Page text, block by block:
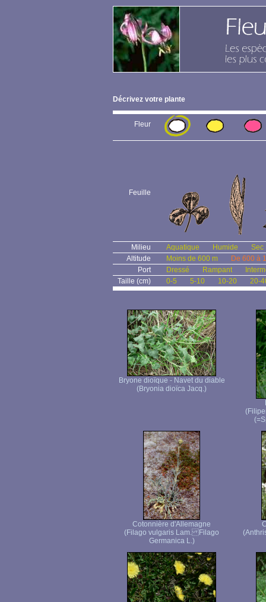
Décrivez votre plante
Fleur
Feuille
Milieu Aquatique Humide
Sec
Altitude
Moins de 600 m
De 600 à
Port
Dressé Rampant
Taille (cm)
0-5 5-10 10-20 20-
Bryone dioïque - Navet du diable
(Bryonia dioïca Jacq.)
Cotonnière d'Allemagne
(Filago vulgaris Lam. Filago
Germanica L.)